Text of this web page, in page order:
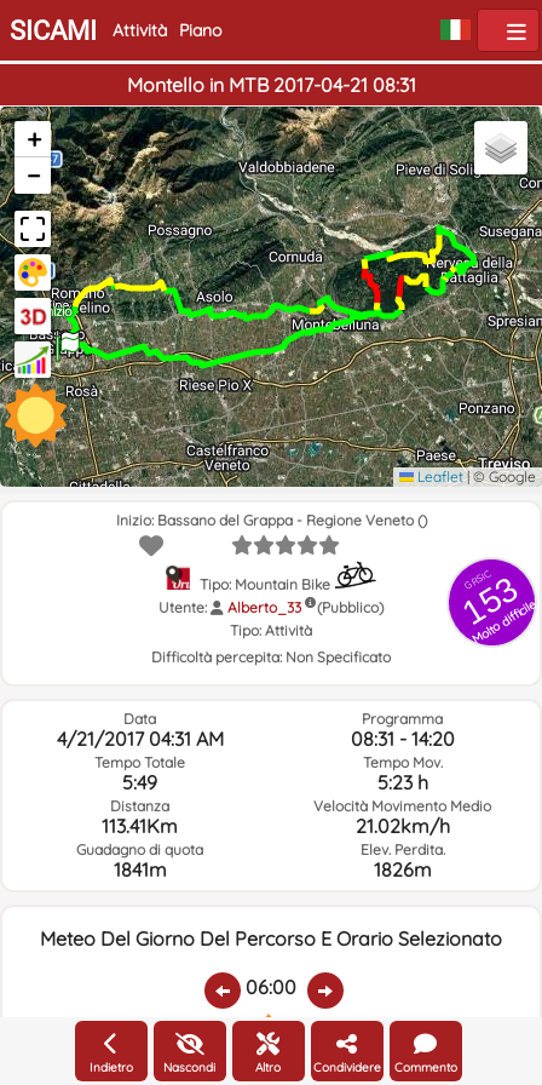
SICAMI Attività Piano
Montello in MTB 2017-04-21 08:31
Inizio
Fine
+
−
Leaflet |© Google
GRSIC
153
Molto difficile
Inizio: Bassano del Grappa - Regione Veneto ()
Tipo: Mountain Bike
Utente:
Alberto_33
(Pubblico)
Tipo: Attività
Difficoltà percepita: Non Specificato
Data
4/21/2017 04:31 AM
Tempo Totale
5:49
Distanza
113.41Km
Guadagno di quota
1841m
Programma
08:31 - 14:20
Tempo Mov.
5:23 h
Velocità Movimento Medio
21.02km/h
Elev. Perdita.
1826m
Meteo Del Giorno Del Percorso E Orario Selezionato
06:00
Temp.:
2.7ºC
Piovere:
0
Umidità Media:
50%
Velocità Vento:
4.7km/h
Indirizzo Vento:
Indietro Nascondi Altro Condividere Commento